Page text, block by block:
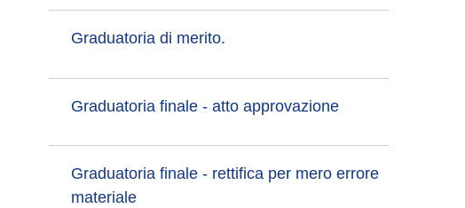
Graduatoria di merito.
Graduatoria finale - atto approvazione
Graduatoria finale - rettifica per mero errore
materiale